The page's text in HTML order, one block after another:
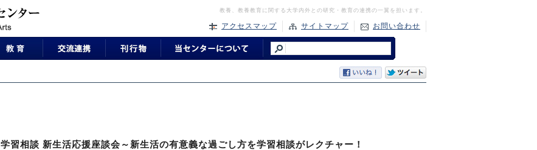
教養、教養教育に関する大学内外との研究・教育の連携の一翼を担います。
アクセスマップ サイトマップ お問い合わせ
学習相談 新生活応援座談会～新生活の有意義な過ごし方を学習相談がレクチャー！